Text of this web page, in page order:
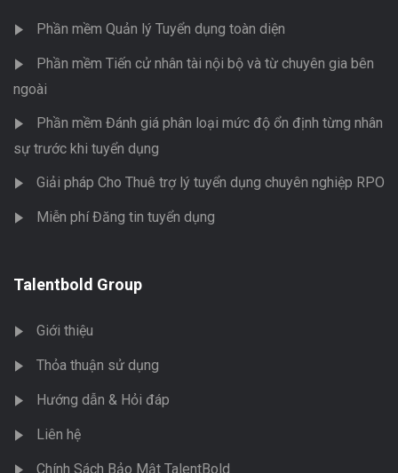
Phần mềm Quản lý Tuyển dụng toàn diện
Phần mềm Tiến cử nhân tài nội bộ và từ chuyên gia bên
ngoài
Phần mềm Đánh giá phân loại mức độ ổn định từng nhân
sự trước khi tuyển dụng
Giải pháp Cho Thuê trợ lý tuyển dụng chuyên nghiệp RPO
Miễn phí Đăng tin tuyển dụng
Talentbold Group
Giới thiệu
Thỏa thuận sử dụng
Hướng dẫn & Hỏi đáp
Liên hệ
Chính Sách Bảo Mật TalentBold